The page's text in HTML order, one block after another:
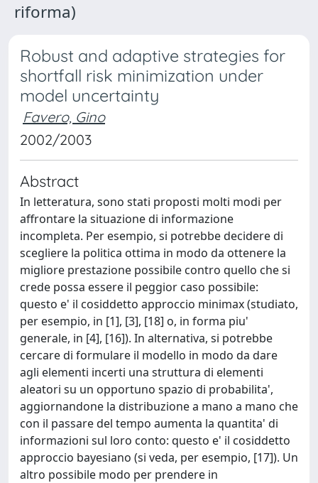
riforma)
Robust and adaptive strategies for
shortfall risk minimization under
model uncertainty
Favero, Gino
2002/2003
Abstract
In letteratura, sono stati proposti molti modi per
affrontare la situazione di informazione
incompleta. Per esempio, si potrebbe decidere di
scegliere la politica ottima in modo da ottenere la
migliore prestazione possibile contro quello che si
crede possa essere il peggior caso possibile:
questo e' il cosiddetto approccio minimax (studiato,
per esempio, in [1], [3], [18] o, in forma piu'
generale, in [4], [16]). In alternativa, si potrebbe
cercare di formulare il modello in modo da dare
agli elementi incerti una struttura di elementi
aleatori su un opportuno spazio di probabilita',
aggiornandone la distribuzione a mano a mano che
con il passare del tempo aumenta la quantita' di
informazioni sul loro conto: questo e' il cosiddetto
approccio bayesiano (si veda, per esempio, [17]). Un
altro possibile modo per prendere in